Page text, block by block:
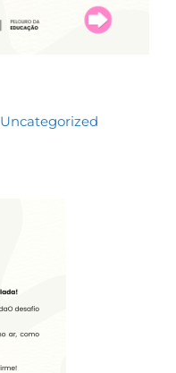
Uncategorized